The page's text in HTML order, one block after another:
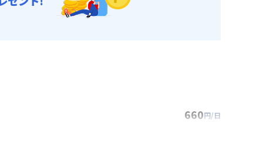
660円/日